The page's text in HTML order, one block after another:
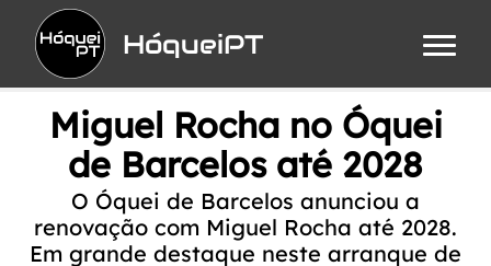
HóqueiPT
Miguel Rocha no Óquei
de Barcelos até 2028
O Óquei de Barcelos anunciou a
renovação com Miguel Rocha até 2028.
Em grande destaque neste arranque de